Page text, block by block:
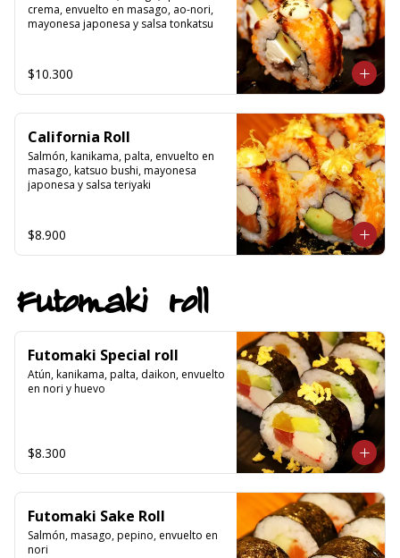
crema, envuelto en masago, ao-nori,
mayonesa japonesa y salsa tonkatsu
$10.300
California Roll
Salmón, kanikama, palta, envuelto en
masago, katsuo bushi, mayonesa
japonesa y salsa teriyaki
$8.900
Futomaki roll
Futomaki Special roll
Atún, kanikama, palta, daikon, envuelto
en nori y huevo
$8.300
Futomaki Sake Roll
Salmón, masago, pepino, envuelto en
nori